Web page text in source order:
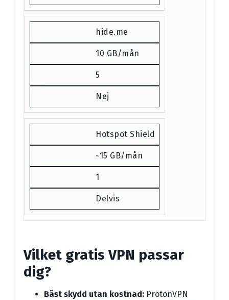
hide.me
10 GB/mån
5
Nej
Hotspot Shield
~15 GB/mån
1
Delvis
Vilket gratis VPN passar
dig?
Bäst skydd utan kostnad: ProtonVPN